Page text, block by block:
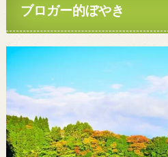
ブロガー的ぼやき